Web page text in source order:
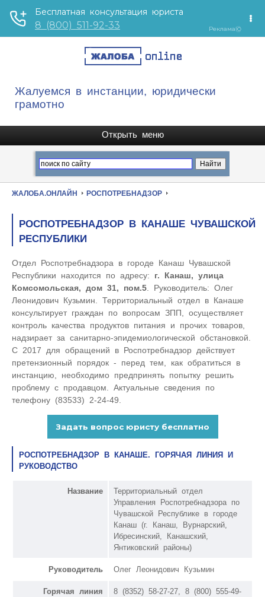
Жалуемся в инстанции, юридически
грамотно
ЖАЛОБА.ОНЛАЙН РОСПОТРЕБНАДЗОР
РОСПОТРЕБНАДЗОР В КАНАШЕ ЧУВАШСКОЙ
РЕСПУБЛИКИ
Отдел Роспотребнадзора в городе Канаш Чувашской
Республики находится по адресу: г. Канаш, улица
Комсомольская, дом 31, пом.5 . Руководитель: Олег
Леонидович Кузьмин. Территориальный отдел в Канаше
консультирует граждан по вопросам ЗПП, осуществляет
контроль качества продуктов питания и прочих товаров,
надзирает за санитарно-эпидемиологической обстановкой.
С 2017 для обращений в Роспотребнадзор действует
претензионный порядок - перед тем, как обратиться в
инстанцию, необходимо предпринять попытку решить
проблему с продавцом. Актуальные сведения по
телефону (83533) 2-24-49.
РОСПОТРЕБНАДЗОР В КАНАШЕ. ГОРЯЧАЯ ЛИНИЯ И
РУКОВОДСТВО
Название
Территориальный отдел
Управления Роспотребнадзора по
Чувашской Республике в городе
Канаш (г. Канаш, Вурнарский,
Ибресинский, Канашский,
Янтиковский районы)
Руководитель Олег Леонидович Кузьмин
Горячая линия
8 (8352) 58-27-27, 8 (800) 555-49-